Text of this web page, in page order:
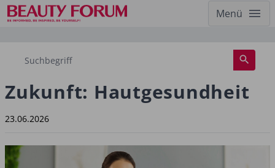
Menü
Zukunft: Hautgesundheit
23.06.2026